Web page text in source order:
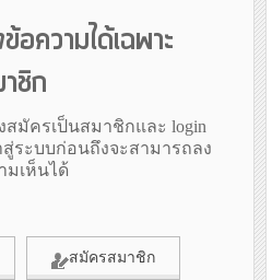
อความได้เฉพาะ
ชิก
สมัครเป็นสมาชิกและ login
สู่ระบบก่อนถึงจะสามารถลง
มเห็นได้
สมัครสมาชิก